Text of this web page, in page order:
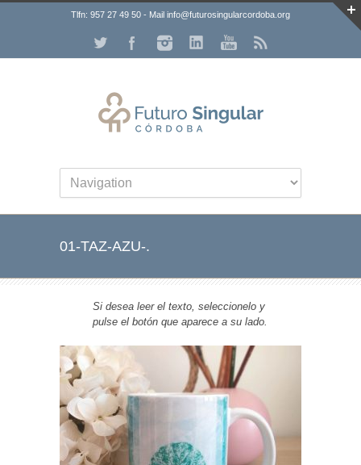
Tlfn: 957 27 49 50 - Mail info@futurosingularcordoba.org
01-TAZ-AZU-.
Si desea leer el texto, seleccionelo y
pulse el botón que aparece a su lado.